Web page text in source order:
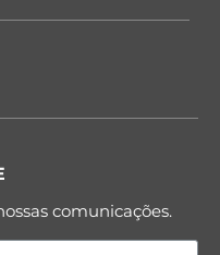
comunicações.